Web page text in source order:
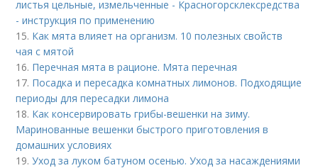
листья цельные, измельченные - Красногорсклексредства
- инструкция по применению
15. Как мята влияет на организм. 10 полезных свойств
чая с мятой
16. Перечная мята в рационе. Мята перечная
17. Посадка и пересадка комнатных лимонов. Подходящие
периоды для пересадки лимона
18. Как консервировать грибы-вешенки на зиму.
Маринованные вешенки быстрого приготовления в
домашних условиях
19.Уход за луком батуном осенью. Уход за насаждениями